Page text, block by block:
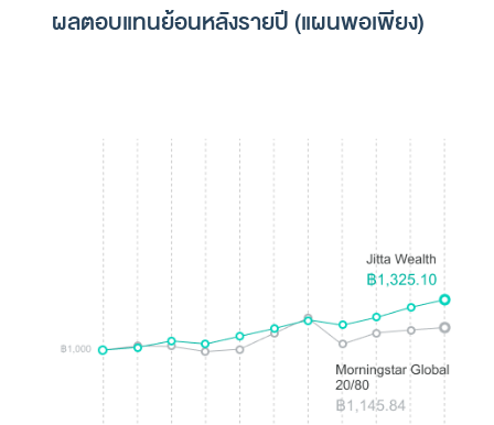
ผลตอบแทนย้อนหลังรายปี (แผนพอเพียง)